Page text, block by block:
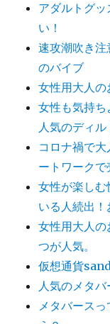
アダルトグ
い！
速攻潮吹き
のバイブ
女性用大人
女性も気持ち
人気のディル
コロナ禍で
ートワークで
女性が楽し
いる人続出！
女性用大人
つが人気。
仮想通貨
人気のメタ
メタバース